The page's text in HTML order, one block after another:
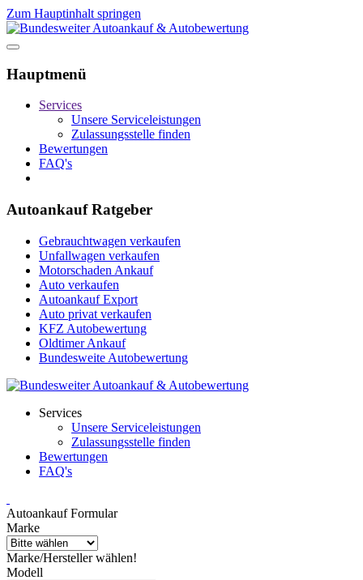
Zum Hauptinhalt springen
Hauptmenü
Services
Unsere Serviceleistungen
Zulassungsstelle finden
Bewertungen
FAQ's
Autoankauf Ratgeber
Gebrauchtwagen verkaufen
Unfallwagen verkaufen
Motorschaden Ankauf
Auto verkaufen
Autoankauf Export
Auto privat verkaufen
KFZ Autobewertung
Oldtimer Ankauf
Bundesweite Autobewertung
Services
Unsere Serviceleistungen
Zulassungsstelle finden
Bewertungen
FAQ's
Autoankauf Formular
Marke
Marke/Hersteller wählen!
Modell